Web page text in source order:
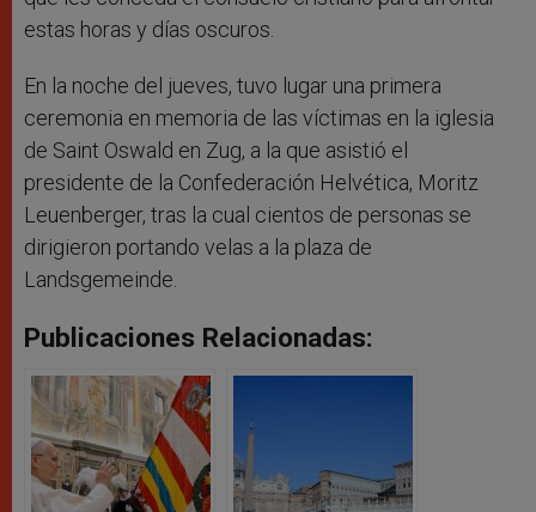
estas horas y días oscuros.
En la noche del jueves, tuvo lugar una primera
ceremonia en memoria de las víctimas en la iglesia
de Saint Oswald en Zug, a la que asistió el
presidente de la Confederación Helvética, Moritz
Leuenberger, tras la cual cientos de personas se
dirigieron portando velas a la plaza de
Landsgemeinde.
Publicaciones Relacionadas: